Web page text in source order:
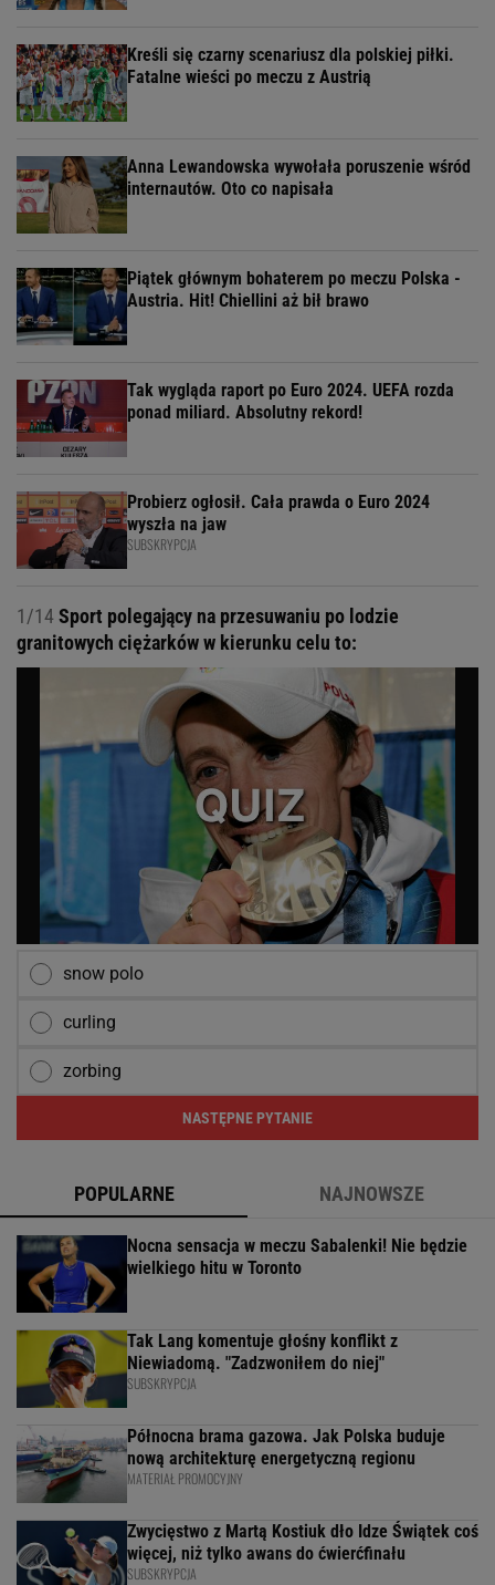
Kreśli się czarny scenariusz dla polskiej piłki.
Fatalne wieści po meczu z Austrią
Anna Lewandowska wywołała poruszenie wśród
internautów. Oto co napisała
Piątek głównym bohaterem po meczu Polska -
Austria. Hit! Chiellini aż bił brawo
Tak wygląda raport po Euro 2024. UEFA rozda
ponad miliard. Absolutny rekord!
Probierz ogłosił. Cała prawda o Euro 2024
wyszła na jaw
SUBSKRYPCJA
1/14Sport polegający na przesuwaniu po lodzie
granitowych ciężarków w kierunku celu to:
snow polo
curling
zorbing
NASTĘPNE PYTANIE
POPULARNE NAJNOWSZE
Nocna sensacja w meczu Sabalenki! Nie będzie
wielkiego hitu w Toronto
Tak Lang komentuje głośny konflikt z
Niewiadomą. "Zadzwoniłem do niej"
SUBSKRYPCJA
Północna brama gazowa. Jak Polska buduje
nową architekturę energetyczną regionu
MATERIAŁ PROMOCYJNY
Zwycięstwo z Martą Kostiuk dło Idze Świątek coś
więcej, niż tylko awans do ćwierćfinału
SUBSKRYPCJA